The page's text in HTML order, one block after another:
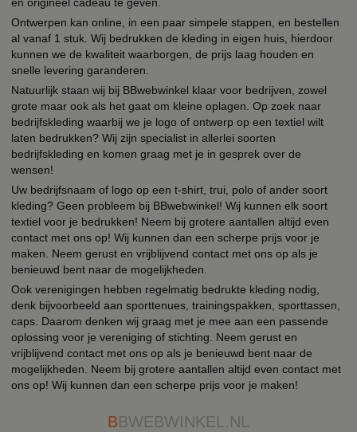
en origineel cadeau te geven.
Ontwerpen kan online, in een paar simpele stappen, en bestellen
al vanaf 1 stuk. Wij bedrukken de kleding in eigen huis, hierdoor
kunnen we de kwaliteit waarborgen, de prijs laag houden en
snelle levering garanderen.
Natuurlijk staan wij bij BBwebwinkel klaar voor bedrijven, zowel
grote maar ook als het gaat om kleine oplagen. Op zoek naar
bedrijfskleding waarbij we je logo of ontwerp op een textiel wilt
laten bedrukken? Wij zijn specialist in allerlei soorten
bedrijfskleding en komen graag met je in gesprek over de
wensen!
Uw bedrijfsnaam of logo op een t-shirt, trui, polo of ander soort
kleding? Geen probleem bij BBwebwinkel! Wij kunnen elk soort
textiel voor je bedrukken! Neem bij grotere aantallen altijd even
contact met ons op! Wij kunnen dan een scherpe prijs voor je
maken. Neem gerust en vrijblijvend contact met ons op als je
benieuwd bent naar de mogelijkheden.
Ook verenigingen hebben regelmatig bedrukte kleding nodig,
denk bijvoorbeeld aan sporttenues, trainingspakken, sporttassen,
caps. Daarom denken wij graag met je mee aan een passende
oplossing voor je vereniging of stichting. Neem gerust en
vrijblijvend contact met ons op als je benieuwd bent naar de
mogelijkheden. Neem bij grotere aantallen altijd even contact met
ons op! Wij kunnen dan een scherpe prijs voor je maken!
BBWEBWINKEL.NL